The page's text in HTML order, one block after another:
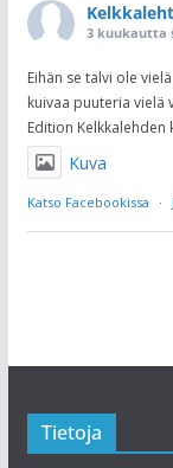
3 kuukautta
Eihän se talvi ole
kuivaa puuteria vielä
Edition Kelkkalehden
Kuva
Katso Facebookissa ·
Tietoja